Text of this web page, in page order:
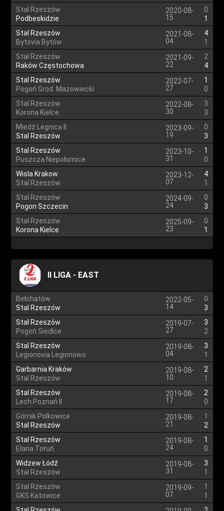
Stal Rzeszów
Podbeskidzie
2020-08-
15
0
1
Stal Rzeszów
Bytovia Bytów
2021-08-
04
4
1
Stal Rzeszów
Raków Częstochowa
2021-09-
22
2
4
Stal Rzeszów
Pogoń Grod. Mazowiecki
2022-07-
27
1
0
Stal Rzeszów
Korona Kielce
2022-08-
30
3
3
Miedź Legnica II
Stal Rzeszów
2023-09-
19
0
3
Stal Rzeszów
Puszcza Niepołomice
2023-10-
31
1
0
Wisla Krakow
Stal Rzeszów
2023-12-
07
4
1
Stal Rzeszów
Pogon Szczecin
2024-09-
24
0
3
Stal Rzeszów
Korona Kielce
2025-09-
23
0
1
II LIGA - EAST
Bełchatów
Stal Rzeszów
2022-05-
14
0
3
Stal Rzeszów
Pogoń Siedlce
2019-07-
27
3
2
Stal Rzeszów
Legionovia Legionowo
2019-08-
04
3
1
Garbarnia Kraków
Stal Rzeszów
2019-08-
10
2
1
Stal Rzeszów
Lech Poznań II
2019-08-
17
2
0
Górnik Polkowice
Stal Rzeszów
2019-08-
21
1
2
Stal Rzeszów
Elana Toruń
2019-08-
24
1
0
Widzew Łódź
Stal Rzeszów
2019-08-
31
3
1
Stal Rzeszów
GKS Katowice
2019-09-
07
1
1